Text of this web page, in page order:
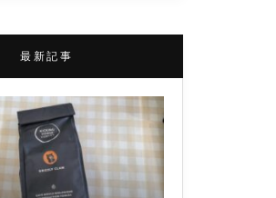
最新記事